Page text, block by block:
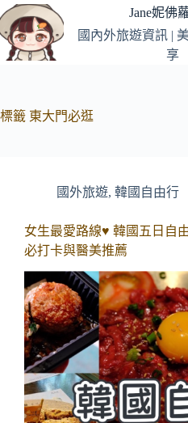
跳
至
主
容
Jane妮佛
國內外旅遊資訊 |
享
標籤 東大門必逛
國外旅遊, 韓國自由行
女生最愛路線♥ 韓國五日自
必打卡與醫美推薦